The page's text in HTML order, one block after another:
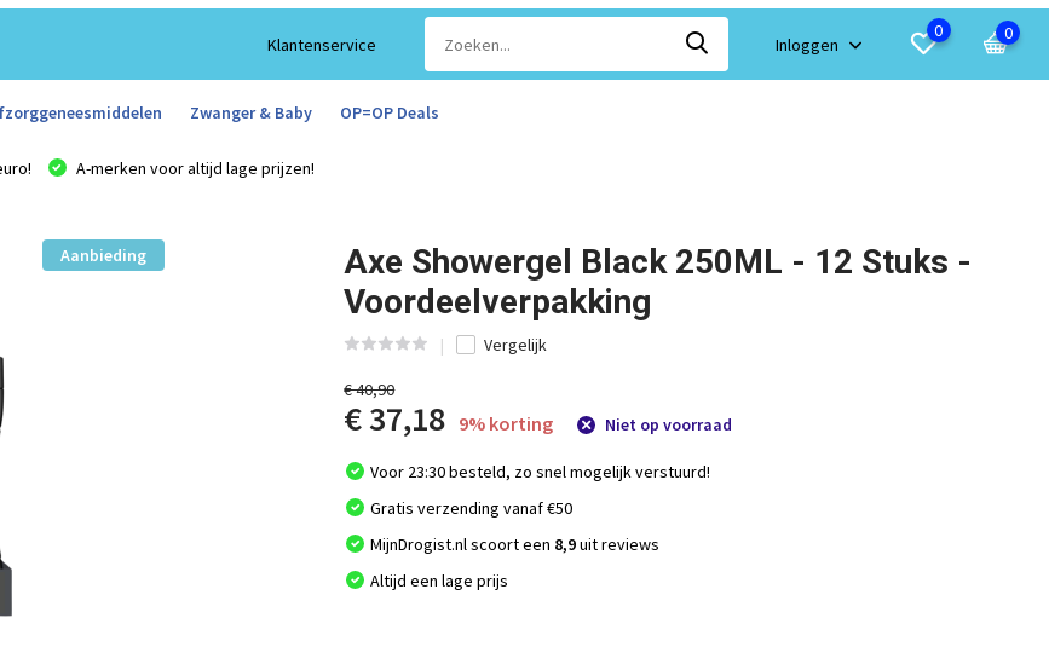
Klantenservice Inloggen
0 0
Zwanger & Baby OP=OP Deals
A-merken voor altijd lage prijzen!
Aanbieding
Axe Showergel Black 250ML - 12 Stuks -
Voordeelverpakking
Vergelijk
€ 40,90
€ 37,18 9% korting Niet op voorraad
Voor 23:30 besteld, zo snel mogelijk verstuurd!
Gratis verzending vanaf €50
MijnDrogist.nl scoort een 8,9uit reviews
Altijd een lage prijs